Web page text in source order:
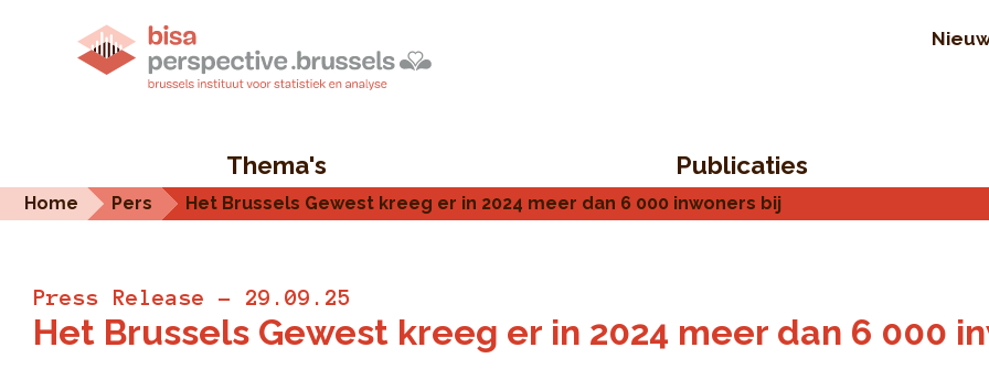
Thema's Publicaties
Home Pers Het Brussels Gewest kreeg er in 2024 meer dan 6 000 inwoners bij
Press Release - 29.09.25
Het Brussels Gewest kreeg er in 2024 meer dan 6 000